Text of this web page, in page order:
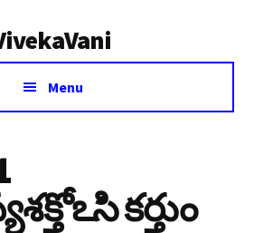
Menu
కర్తుం